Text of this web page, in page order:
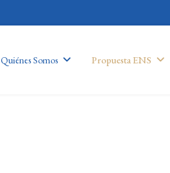
Quiénes Somos Propuesta ENS